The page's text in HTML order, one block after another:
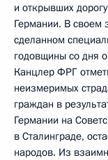
и открывших
Германии. В своем
сделанном
годовщины со дня
Канцлер ФРГ
неизмеримых
граждан в
Германии на
в Сталинграде,
народов. Из